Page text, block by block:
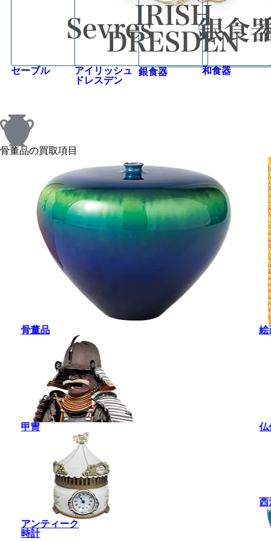
セーブル
アイリッシュ
ドレスデン
銀食器 和食器
骨董品の買取項目
骨董品
甲冑
アンティーク
時計
絵
仏
西